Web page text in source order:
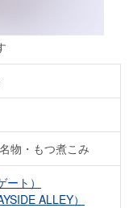
物・もつ煮こみ
ト）
ALLEY）